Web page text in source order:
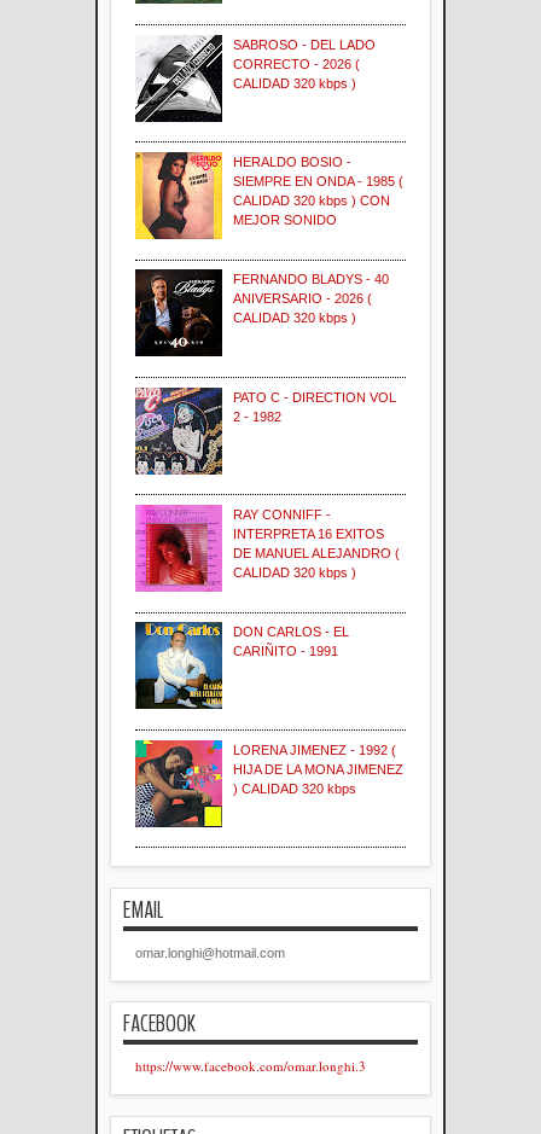
SABROSO - DEL LADO
CORRECTO - 2026 (
CALIDAD 320 kbps )
HERALDO BOSIO -
SIEMPRE EN ONDA - 1985 (
CALIDAD 320 kbps ) CON
MEJOR SONIDO
FERNANDO BLADYS - 40
ANIVERSARIO - 2026 (
CALIDAD 320 kbps )
PATO C - DIRECTION VOL
2 - 1982
RAY CONNIFF -
INTERPRETA 16 EXITOS
DE MANUEL ALEJANDRO (
CALIDAD 320 kbps )
DON CARLOS - EL
CARIÑITO - 1991
LORENA JIMENEZ - 1992 (
HIJA DE LA MONA JIMENEZ
) CALIDAD 320 kbps
EMAIL
omar.longhi@hotmail.com
FACEBOOK
https://www.facebook.com/omar.longhi.3